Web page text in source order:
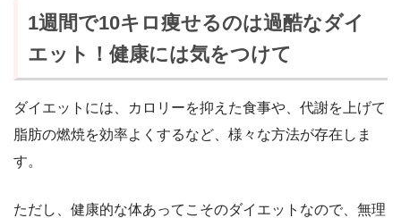
1週間で10キロ痩せるのは過酷なダイ
エット！健康には気をつけて
ダイエットには、カロリーを抑えた食事や、代謝を上げて
脂肪の燃焼を効率よくするなど、様々な方法が存在しま
す。
ただし、健康的な体あってこそのダイエットなので、無理